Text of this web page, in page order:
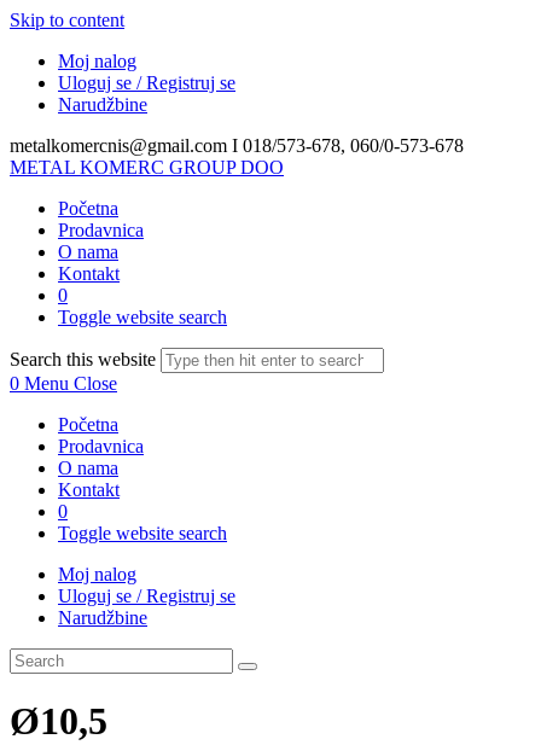
Skip to content
Moj nalog
Uloguj se / Registruj se
Narudžbine
metalkomercnis@gmail.com I 018/573-678, 060/0-573-678
METAL KOMERC GROUP DOO
Početna
Prodavnica
O nama
Kontakt
0
Toggle website search
Search this website
0 Menu Close
Početna
Prodavnica
O nama
Kontakt
0
Toggle website search
Moj nalog
Uloguj se / Registruj se
Narudžbine
Ø10,5